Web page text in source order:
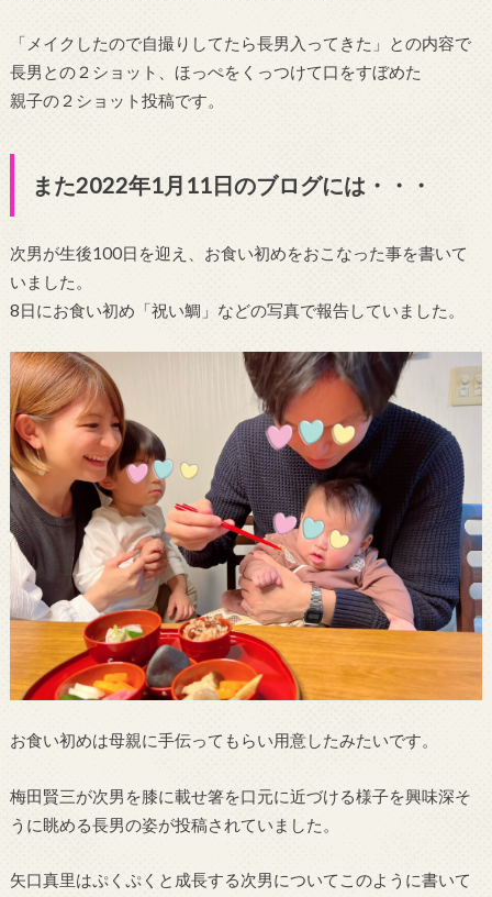
「メイクしたので自撮りしてたら長男入ってきた」との内容で
長男との２ショット、ほっぺをくっつけて口をすぼめた
親子の２ショット投稿です。
また2022年1月11日のブログには・・・
次男が生後100日を迎え、お食い初めをおこなった事を書いて
いました。
8日にお食い初め「祝い鯛」などの写真で報告していました。
お食い初めは母親に手伝ってもらい用意したみたいです。
梅田賢三が次男を膝に載せ箸を口元に近づける様子を興味深そ
うに眺める長男の姿が投稿されていました。
矢口真里はぷくぷくと成長する次男についてこのように書いて